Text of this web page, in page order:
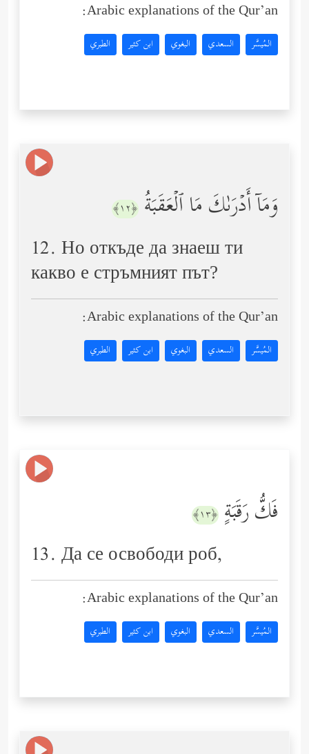
Arabic explanations of the Qur’an:
المُيسَّر السعدي البغوي ابن كثير الطبري
وَمَاۤ أَدۡرَىٰكَ مَا ٱلۡعَقَبَةُ ﴿١٢﴾
12. Но откъде да знаеш ти
какво е стръмният път?
Arabic explanations of the Qur’an:
المُيسَّر السعدي البغوي ابن كثير الطبري
فَكُّ رَقَبَةٍ ﴿١٣﴾
13. Да се освободи роб,
Arabic explanations of the Qur’an:
المُيسَّر السعدي البغوي ابن كثير الطبري